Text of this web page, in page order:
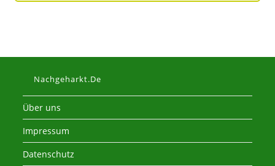
Nachgeharkt.de
Über uns
Impressum
Datenschutz